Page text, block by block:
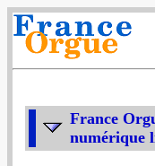
France
numérique